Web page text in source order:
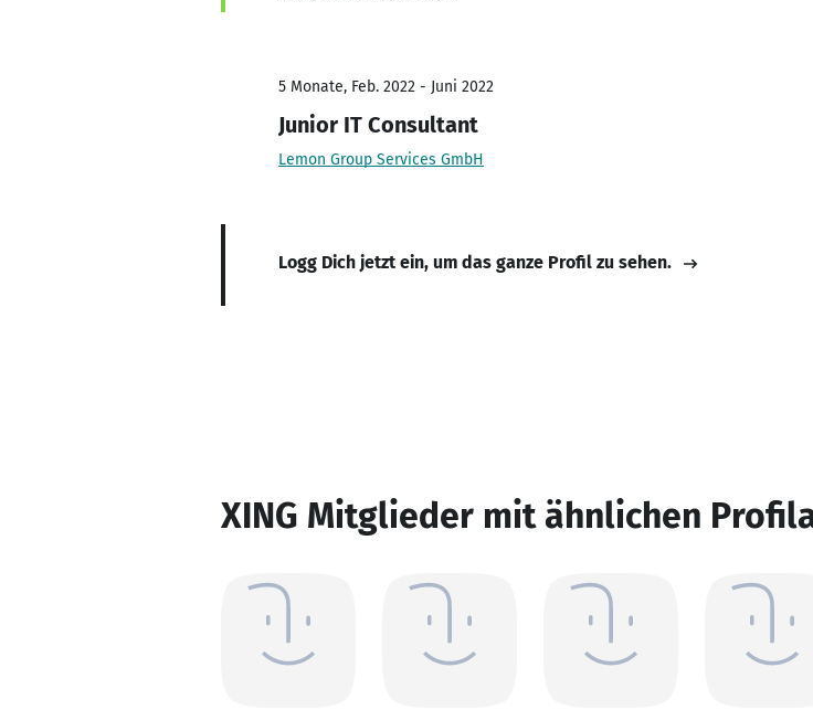
5 Monate, Feb. 2022 - Juni 2022
Junior IT Consultant
Lemon Group Services GmbH
Logg Dich jetzt ein, um das ganze Profil zu sehen.
XING Mitglieder mit ähnlichen